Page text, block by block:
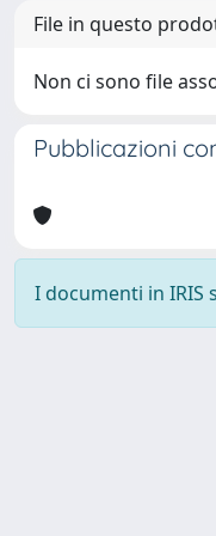
File in questo
Non ci sono file
Pubblicazioni
I documenti in